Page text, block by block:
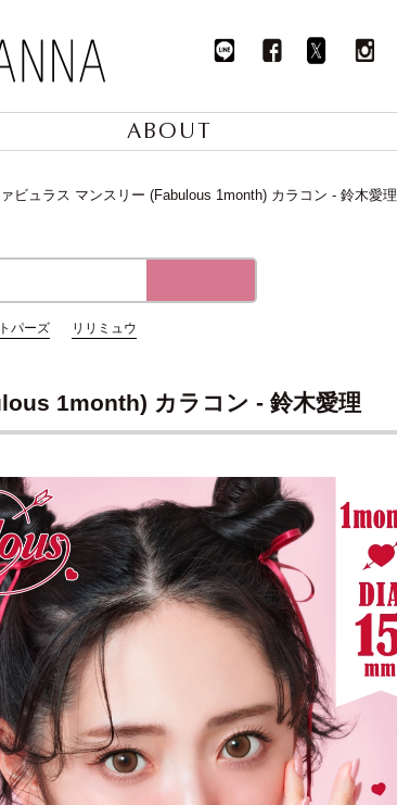
ABOUT
ビュラス マンスリー (Fabulous 1month) カラコン - 鈴木愛理
トパーズ リリミュウ
1month) カラコン - 鈴木愛理